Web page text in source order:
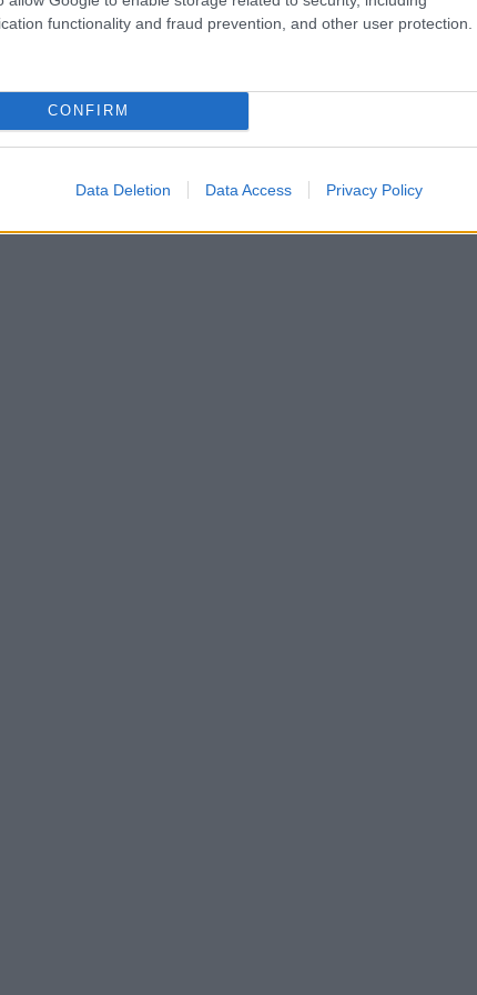
functionality and fraud prevention, and other user protection.
CONFIRM
Data Deletion Data Access Privacy Policy